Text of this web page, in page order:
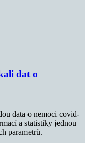
dat o
data o nemoci covid-
a statistiky jednou
parametrů.